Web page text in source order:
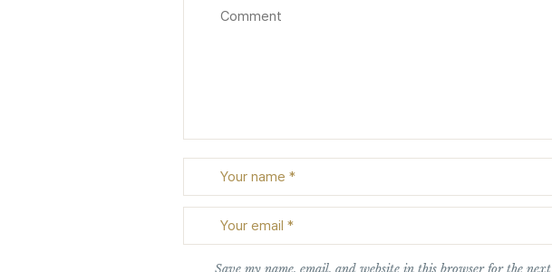
Save my name, email, and website in this browser for the next